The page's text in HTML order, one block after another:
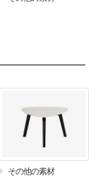
その他の素材